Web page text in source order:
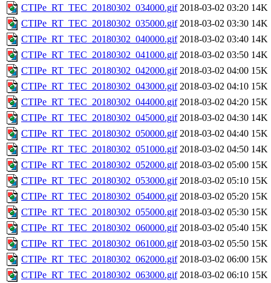
CTIPe_RT_TEC_20180302_034000.gif 2018-03-02 03:20 14K
CTIPe_RT_TEC_20180302_035000.gif 2018-03-02 03:30 14K
CTIPe_RT_TEC_20180302_040000.gif 2018-03-02 03:40 14K
CTIPe_RT_TEC_20180302_041000.gif 2018-03-02 03:50 14K
CTIPe_RT_TEC_20180302_042000.gif 2018-03-02 04:00 15K
CTIPe_RT_TEC_20180302_043000.gif 2018-03-02 04:10 15K
CTIPe_RT_TEC_20180302_044000.gif 2018-03-02 04:20 15K
CTIPe_RT_TEC_20180302_045000.gif 2018-03-02 04:30 14K
CTIPe_RT_TEC_20180302_050000.gif 2018-03-02 04:40 15K
CTIPe_RT_TEC_20180302_051000.gif 2018-03-02 04:50 14K
CTIPe_RT_TEC_20180302_052000.gif 2018-03-02 05:00 15K
CTIPe_RT_TEC_20180302_053000.gif 2018-03-02 05:10 15K
CTIPe_RT_TEC_20180302_054000.gif 2018-03-02 05:20 15K
CTIPe_RT_TEC_20180302_055000.gif 2018-03-02 05:30 15K
CTIPe_RT_TEC_20180302_060000.gif 2018-03-02 05:40 15K
CTIPe_RT_TEC_20180302_061000.gif 2018-03-02 05:50 15K
CTIPe_RT_TEC_20180302_062000.gif 2018-03-02 06:00 15K
CTIPe_RT_TEC_20180302_063000.gif 2018-03-02 06:10 15K